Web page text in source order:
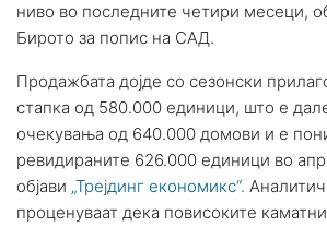
ниво во последните четири месеци,
Бирото за попис на САД.
Продажбата дојде со сезонски
стапка од 580.000 единици, што е
очекувања од 640.000 домови и е
ревидираните 626.000 единици во
објави „Трејдинг економикс“.
проценуваат дека повисоките